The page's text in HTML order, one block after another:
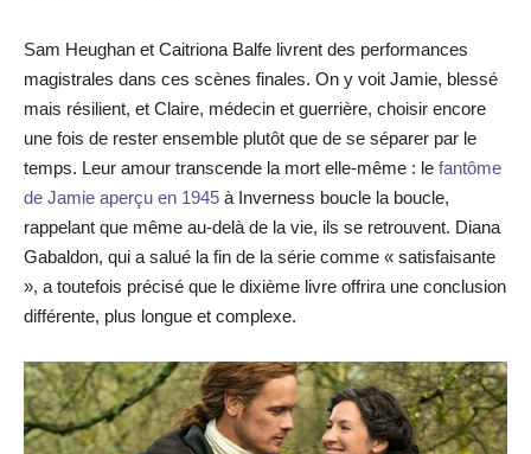
Sam Heughan et Caitriona Balfe livrent des performances
magistrales dans ces scènes finales. On y voit Jamie, blessé
mais résilient, et Claire, médecin et guerrière, choisir encore
une fois de rester ensemble plutôt que de se séparer par le
temps. Leur amour transcende la mort elle-même : le fantôme
de Jamie aperçu en 1945 à Inverness boucle la boucle,
rappelant que même au-delà de la vie, ils se retrouvent. Diana
Gabaldon, qui a salué la fin de la série comme « satisfaisante
», a toutefois précisé que le dixième livre offrira une conclusion
différente, plus longue et complexe.